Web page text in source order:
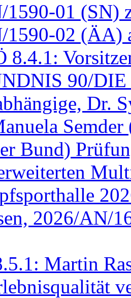
01 (SN)
1590-02 (ÄA)
8.4.1:
90/
Dr.
Bund)
2026/AN/
Martin